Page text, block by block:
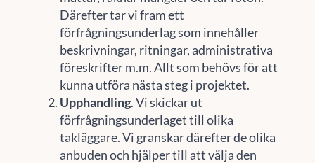
Därefter tar vi fram ett
förfrågningsunderlag som innehåller
beskrivningar, ritningar, administrativa
föreskrifter m.m. Allt som behövs för att
kunna utföra nästa steg i projektet.
Upphandling. Vi skickar ut
förfrågningsunderlaget till olika
takläggare. Vi granskar därefter de olika
anbuden och hjälper till att välja den